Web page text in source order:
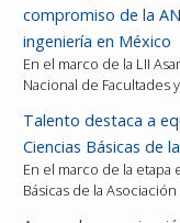
compromiso de la
ingeniería en México
En el marco de la LII
Nacional de Facultades
Talento destaca a
Ciencias Básicas de
En el marco de la
Básicas de la